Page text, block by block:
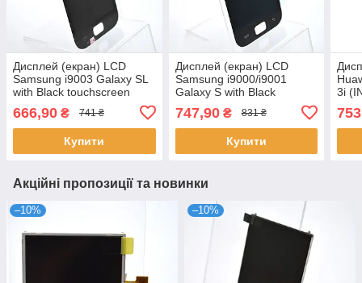
Дисплей (екран) LCD
Samsung i9003 Galaxy SL
with Black touchscreen
666,90 ₴ 741 ₴
Купити
Дисплей (екран) LCD
Samsung i9000/i9001
Galaxy S with Black
747,90₴ 831 ₴
Купити
3i
Акційні пропозиції та новинки
–10% –10%